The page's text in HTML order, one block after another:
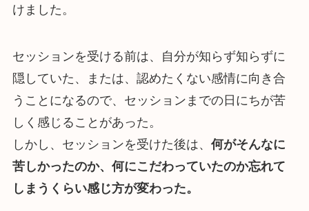
けました。
セッションを受ける前は、自分が知らず知らずに
隠していた、または、認めたくない感情に向き合
うことになるので、セッションまでの日にちが苦
しく感じることがあった。
しかし、セッションを受けた後は、 何がそんなに
苦しかったのか、何にこだわっていたのか忘れて
しまうくらい感じ方が変わった。